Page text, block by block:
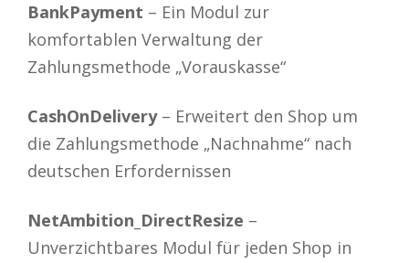
BankPayment – Ein Modul zur
komfortablen Verwaltung der
Zahlungsmethode „Vorauskasse“
CashOnDelivery– Erweitert den Shop um
die Zahlungsmethode „Nachnahme“ nach
deutschen Erfordernissen
NetAmbition_DirectResize –
Unverzichtbares Modul für jeden Shop in